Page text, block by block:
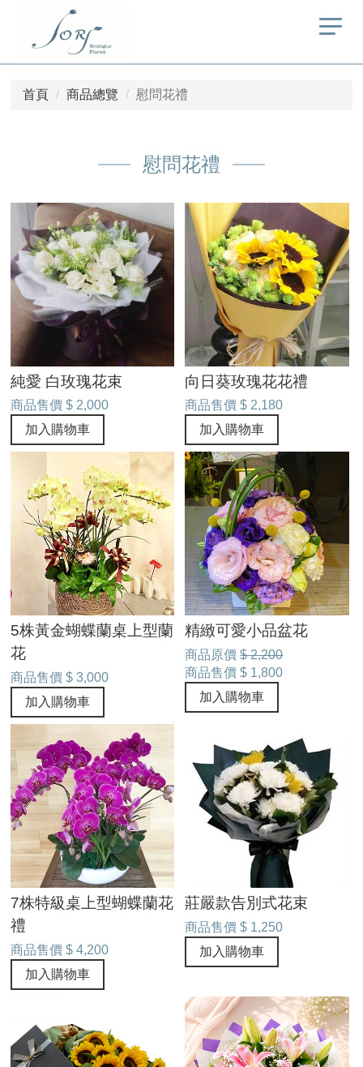
首頁 商品總覽 慰問花禮
慰問花禮
純愛 白玫瑰花束
商品售價 $ 2,000
加入購物車
向日葵玫瑰花花禮
商品售價 $ 2,180
加入購物車
5株黃金蝴蝶蘭桌上型蘭
花
商品售價 $ 3,000
加入購物車
精緻可愛小品盆花
商品原價 $ 2,200
商品售價 $ 1,800
加入購物車
7株特級桌上型蝴蝶蘭花
禮
商品售價 $ 4,200
加入購物車
莊嚴款告別式花束
商品售價 $ 1,250
加入購物車